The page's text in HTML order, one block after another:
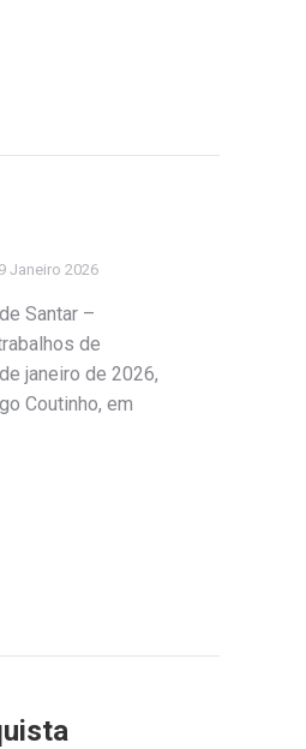
Janeiro 2026
Santar –
de
janeiro de 2026,
Coutinho, em